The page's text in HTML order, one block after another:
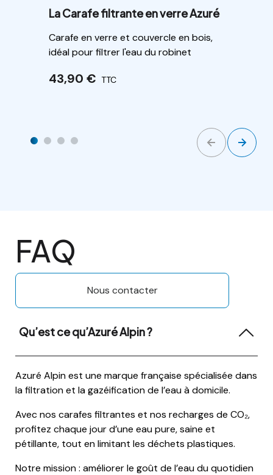
La Carafe filtrante en verre Azuré
Carafe en verre et couvercle en bois,
idéal pour filtrer l'eau du robinet
43,90 € TTC
FAQ
Nous contacter
Qu’est ce qu’Azuré Alpin ?
Azuré Alpin est une marque française spécialisée dans
la filtration et la gazéification de l’eau à domicile.
Avec nos carafes filtrantes et nos recharges de CO₂,
profitez chaque jour d’une eau pure, saine et
pétillante, tout en limitant les déchets plastiques.
Notre mission : améliorer le goût de l’eau du quotidien